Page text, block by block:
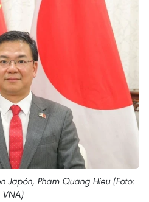
Japón, Pham Quang Hieu (Foto:
VNA)